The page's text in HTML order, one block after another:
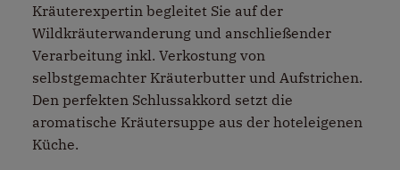
Kräuterexpertin begleitet Sie auf der
Wildkräuterwanderung und anschließender
Verarbeitung inkl. Verkostung von
selbstgemachter Kräuterbutter und Aufstrichen.
Den perfekten Schlussakkord setzt die
aromatische Kräutersuppe aus der hoteleigenen
Küche.